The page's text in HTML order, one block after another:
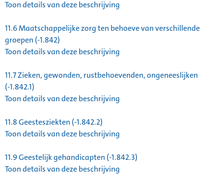
Toon details van deze beschrijving
11.6Maatschappelijke zorg ten behoeve van verschillende
groepen (-1.842)
Toon details van deze beschrijving
11.7Zieken, gewonden, rustbehoevenden, ongeneeslijken
(-1.842.1)
Toon details van deze beschrijving
11.8Geestesziekten (-1.842.2)
Toon details van deze beschrijving
11.9Geestelijk gehandicapten (-1.842.3)
Toon details van deze beschrijving